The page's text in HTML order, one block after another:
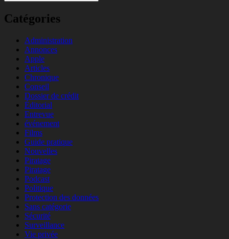
Catégories
Administration
Annonces
Apple
Articles
Chronique
Conseil
Dossier de crédit
Éditorial
Entrevue
événement
Films
Guide pratique
Nouvelles
Piratage
Piratage
Podcast
Politique
Protection des données
Sans catégorie
Sécurité
Surveillance
Vie privée